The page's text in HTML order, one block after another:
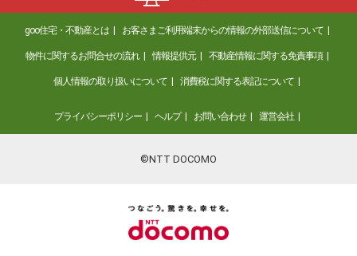
goo住宅・不動産とは お客さまご利用端末からの情報の外部送信について
物件に関するお問合せの流れ 情報提供元 不動産情報に関する免責事項
個人情報の取り扱いについて 消費税に関する表記について
プライバシーポリシー ヘルプ お問い合わせ 運営会社
©NTT DOCOMO